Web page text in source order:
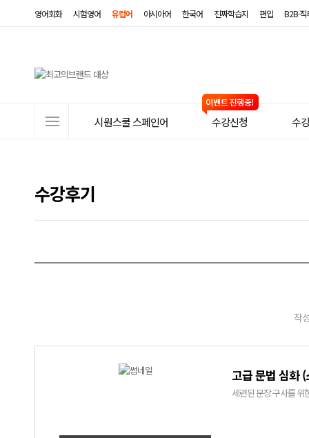
영어회화 시험영어 유럽어 아시아어 한국어 진짜학습지 편입 B2B·
뉴
시원스쿨 스페인어 수강신청 수
수강후기
작
고급 문법 심화
세련된 문장 구사를 위